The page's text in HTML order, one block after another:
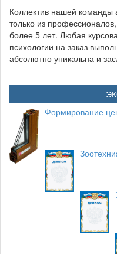
Коллектив нашей команды
только из
более 5 лет. Любая
психологии на заказ
абсолютно уникальна и
Формирование